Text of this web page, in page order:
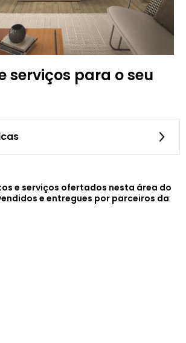
serviços para o seu
e serviços ofertados nesta área do
e entregues por parceiros da